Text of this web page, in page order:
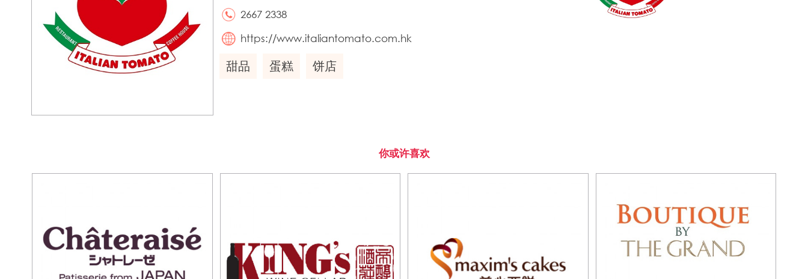
2667 2338
https://www.italiantomato.com.hk
甜品 蛋糕 饼店
你或许喜欢